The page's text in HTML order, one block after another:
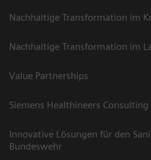
Nachhaltige Transformation im
Nachhaltige Transformation im
Value Partnerships
Siemens Healthineers Consulting
Innovative Lösungen für den
Bundeswehr